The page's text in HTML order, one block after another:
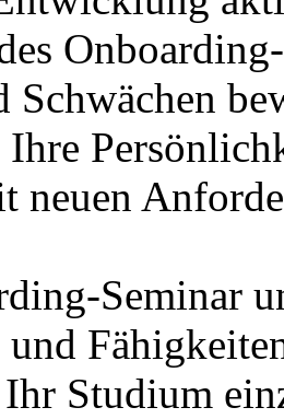
Schwächen
neuen
Seminar
und
Studium